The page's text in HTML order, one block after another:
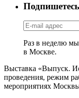
Раз в неделю
в Москве.
Выставка «Выпуск.
проведения, режим
мероприятиях